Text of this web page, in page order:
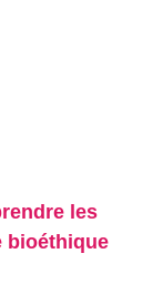
les
bioéthique